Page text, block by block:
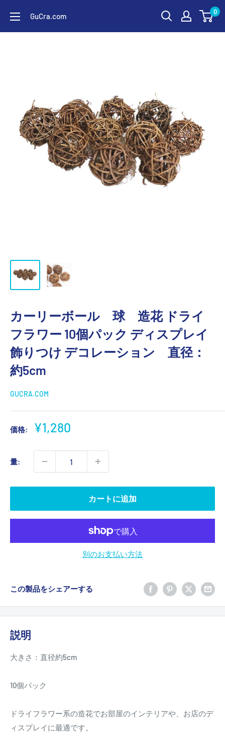
テ
GuCra.com 0
カーリーボール 球 造花 ドライ
フラワー 10個パック ディスプレイ
飾りつけ デコレーション 直径：
約5cm
GUCRA.COM
価格:
販
価
格
¥1,280
量:
カートに追加
別のお支払い方法
この製品をシェアーする
説明
大きさ：直径約5cm
10個パック
ドライフラワー系の造花でお部屋のインテリアや、お店のデ
ィスプレイに最適です。